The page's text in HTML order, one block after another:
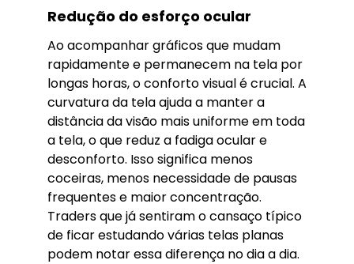
Redução do esforço ocular
Ao acompanhar gráficos que mudam
rapidamente e permanecem na tela por
longas horas, o conforto visual é crucial. A
curvatura da tela ajuda a manter a
distância da visão mais uniforme em toda
a tela, o que reduz a fadiga ocular e
desconforto. Isso significa menos
coceiras, menos necessidade de pausas
frequentes e maior concentração.
Traders que já sentiram o cansaço típico
de ficar estudando várias telas planas
podem notar essa diferença no dia a dia.